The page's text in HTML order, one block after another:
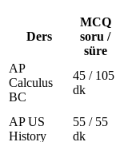
Ders
MCQ
soru /
süre
AP
Calculus
BC
45 / 105
dk
AP US
History
55 / 55
dk